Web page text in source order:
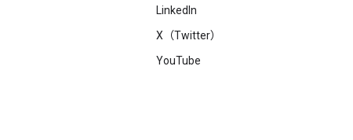
LinkedIn
X（Twitter）
YouTube